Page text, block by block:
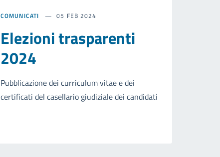
COMUNICATI 05 FEB 2024
Elezioni trasparenti
2024
Pubblicazione dei curriculum vitae e dei
certificati del casellario giudiziale dei candidati